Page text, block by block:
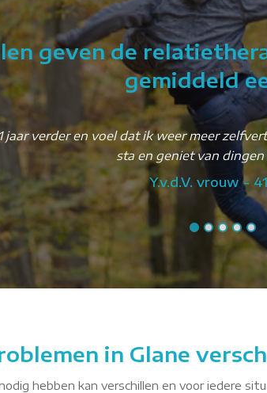
geven de
gemiddeld
jaar verder en voel dat ik weer meer
sta en geniet van
Y.v.d.V. vrouw -
in Glane
hebben kan verschillen en voor iedere